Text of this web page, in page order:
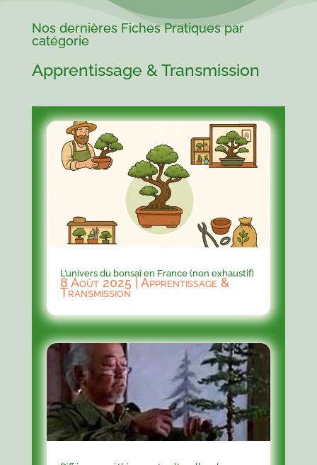
Nos dernières Fiches Pratiques par
catégorie
Apprentissage & Transmission
L’univers du bonsaï en France (non exhaustif)
8 Août 2025| Apprentissage &
Transmission